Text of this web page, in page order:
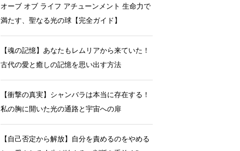
オーブ オブ ライフ アチューンメント 生命力で
満たす、聖なる光の球【完全ガイド】
【魂の記憶】あなたもレムリアから来ていた！
古代の愛と癒しの記憶を思い出す方法
【衝撃の真実】シャンバラは本当に存在する！
私の胸に開いた光の通路と宇宙への扉
【自己否定から解放】自分を責めるのをやめる